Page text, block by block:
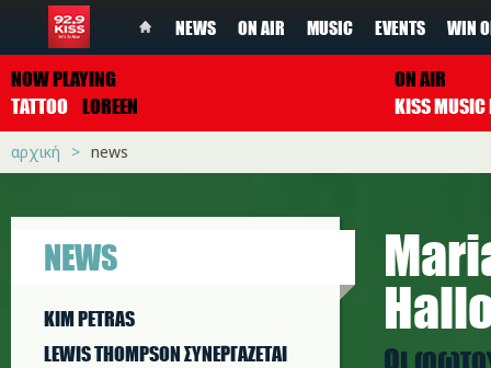
NEWS ON AIR MUSIC EVENTS WIN
NOW PLAYING
TATTOO LOREEN
ON AIR
αρχική news
NEWS
KIM PETRAS
LEWIS THOMPSON ΣΥΝΕΡΓAΖΕΤΑΙ
Οι